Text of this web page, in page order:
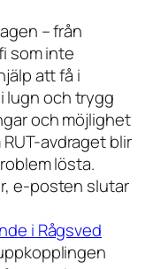
– från
som inte
att få i
lugn och trygg
och möjlighet
avdraget blir
lösta.
e-posten slutar
i Rågsved